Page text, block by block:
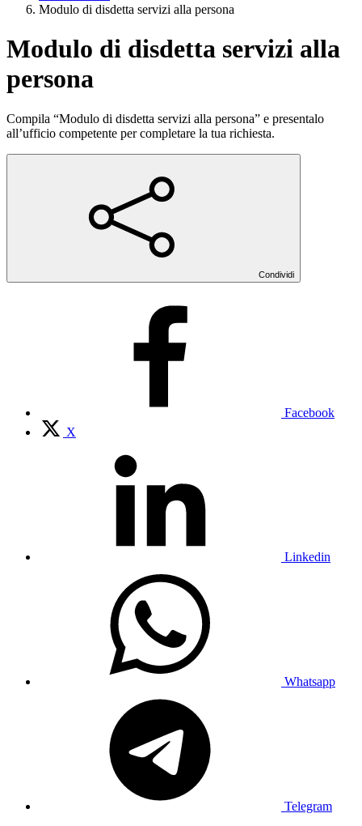
Modulo di disdetta servizi alla persona
Modulo di disdetta servizi alla
persona
Compila “Modulo di disdetta servizi alla persona” e presentalo
all’ufficio competente per completare la tua richiesta.
Condividi
Facebook
X
Linkedin
Whatsapp
Telegram